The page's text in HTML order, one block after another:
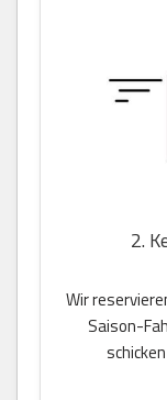
2.
Wir
Saison-